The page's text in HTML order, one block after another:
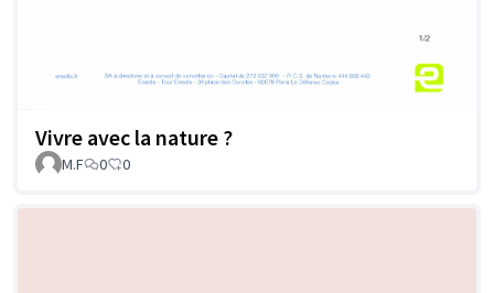
Vivre avec la nature ?
M.F 0 0